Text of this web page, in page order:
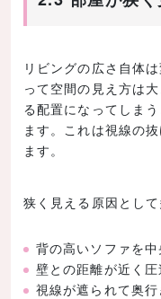
リビングの広さ自体
って空間の見え方は
る配置になってしま
ます。これは視線の
ます。
狭く見える原因とし
背の高いソファを
壁との距離が近く
視線が遮られて奥